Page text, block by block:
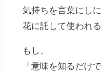
気持ちを言葉にし
花に託して使われ
もし、
「意味を知るだけ